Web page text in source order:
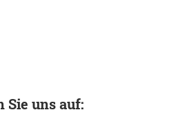
Sie uns auf: